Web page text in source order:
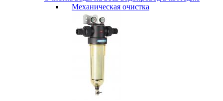
Механическая очистка